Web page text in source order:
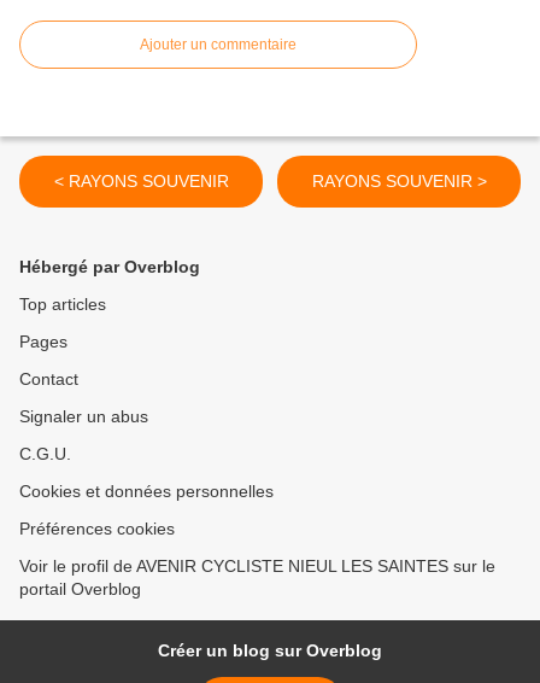
Ajouter un commentaire
< RAYONS SOUVENIR RAYONS SOUVENIR >
Hébergé par Overblog
Top articles
Pages
Contact
Signaler un abus
C.G.U.
Cookies et données personnelles
Préférences cookies
Voir le profil de AVENIR CYCLISTE NIEUL LES SAINTES sur le
portail Overblog
Créer un blog sur Overblog